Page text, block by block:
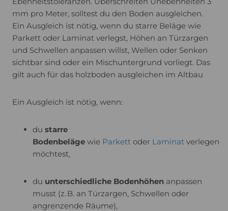
mm pro Meter, solltest du den Boden ausgleichen.
Ein Ausgleich ist nötig, wenn du starre Beläge wie
Parkett oder Laminat verlegst, Höhen an Türzargen
und Schwellen anpassen willst, Wellen oder Senken
sichtbar sind oder ein Mischuntergrund vorliegt. Das
gilt auch für das holzboden ausgleichen im Altbau
Ein Ausgleich ist nötig, wenn:
du starre
Bodenbeläge wie Parkett oder Laminat verlegen
möchtest,
du unterschiedliche Bodenhöhen anpassen
musst (z. B. an Türzargen, Schwellen oder
angrenzende Räume),